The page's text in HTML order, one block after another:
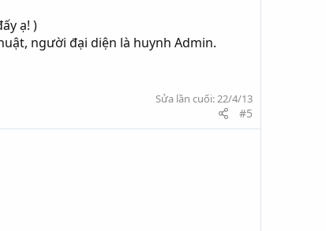
ạ! )
người đại diện là huynh Admin.
Sửa lần cuối: 22/4/13
#5